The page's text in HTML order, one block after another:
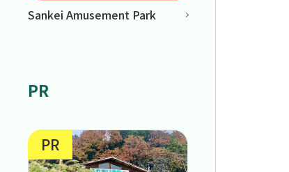
Sankei Amusement Park
PR